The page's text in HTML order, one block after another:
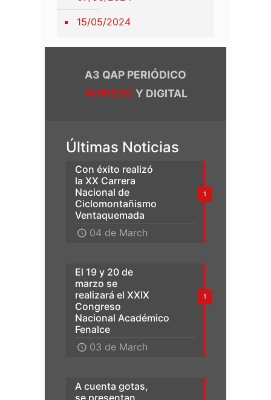
15/05/2024
A3 QAP PERIÓDICO
IMPRESO Y DIGITAL
Últimas Noticias
1
Con éxito realizó
la XX Carrera
Nacional de
Ciclomontañismo
Ventaquemada
04 de March
1
El 19 y 20 de
marzo se
realizará el XXIX
Congreso
Nacional Académico
Fenalce
03 de March
A cuenta gotas,
se presentan